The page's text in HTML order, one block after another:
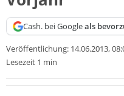
Cash. bei Googleals
Veröffentlichung: 14.06.2013,
Lesezeit 1 min